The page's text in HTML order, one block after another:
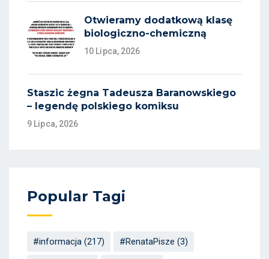
Otwieramy dodatkową klasę
biologiczno-chemiczną
10 Lipca, 2026
Staszic żegna Tadeusza Baranowskiego
– legendę polskiego komiksu
9 Lipca, 2026
Popular Tagi
#informacja (217) #RenataPisze (3)